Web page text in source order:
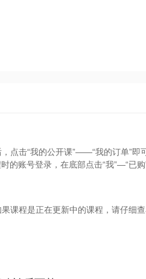
点击“我的公开课”——“我的订单”即
的账号登录，在底部点击“我”—“已购
课程是正在更新中的课程，请仔细